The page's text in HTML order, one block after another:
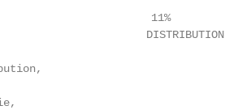
11%
DISTRIBUTION